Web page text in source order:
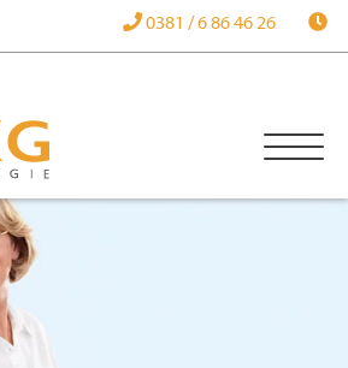
0381 / 6 86 46 26